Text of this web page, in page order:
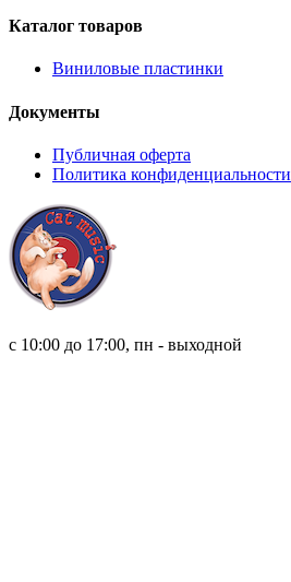
Каталог товаров
Виниловые пластинки
Документы
Публичная оферта
Политика конфиденциальности
с 10:00 до 17:00, пн - выходной